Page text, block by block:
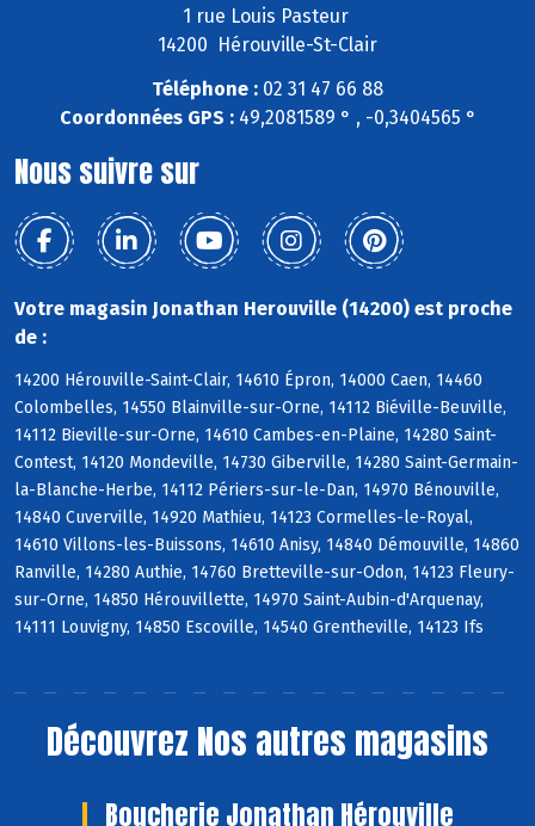
1 rue Louis Pasteur
14200 Hérouville-St-Clair
Téléphone : 02 31 47 66 88
Coordonnées GPS :49,2081589 ° , -0,3404565 °
Nous suivre sur
Votre magasin Jonathan Herouville (14200) est proche
de :
14200 Hérouville-Saint-Clair, 14610 Épron, 14000 Caen, 14460
Colombelles, 14550 Blainville-sur-Orne, 14112 Biéville-Beuville,
14112 Bieville-sur-Orne, 14610 Cambes-en-Plaine, 14280 Saint-
Contest, 14120 Mondeville, 14730 Giberville, 14280 Saint-Germain-
la-Blanche-Herbe, 14112 Périers-sur-le-Dan, 14970 Bénouville,
14840 Cuverville, 14920 Mathieu, 14123 Cormelles-le-Royal,
14610 Villons-les-Buissons, 14610 Anisy, 14840 Démouville, 14860
Ranville, 14280 Authie, 14760 Bretteville-sur-Odon, 14123 Fleury-
sur-Orne, 14850 Hérouvillette, 14970 Saint-Aubin-d'Arquenay,
14111 Louvigny, 14850 Escoville, 14540 Grentheville, 14123 Ifs
Découvrez Nos autres magasins
Boucherie Jonathan Hérouville